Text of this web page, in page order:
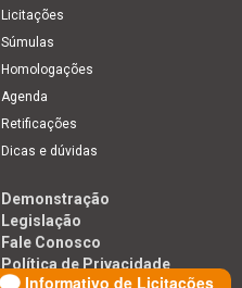
Informativo de Licitações
Licitações
Súmulas
Homologações
Agenda
Retificações
Dicas e dúvidas
Demonstração
Legislação
Fale Conosco
Política de Privacidade